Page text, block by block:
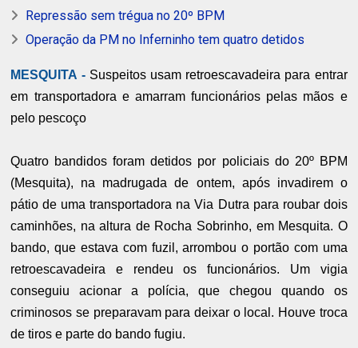
Repressão sem trégua no 20º BPM
Operação da PM no Inferninho tem quatro detidos
MESQUITA - Suspeitos usam retroescavadeira para entrar
em transportadora e amarram funcionários pelas mãos e
pelo pescoço
Quatro bandidos foram detidos por policiais do 20º BPM
(Mesquita), na madrugada de ontem, após invadirem o
pátio de uma transportadora na Via Dutra para roubar dois
caminhões, na altura de Rocha Sobrinho, em Mesquita. O
bando, que estava com fuzil, arrombou o portão com uma
retroescavadeira e rendeu os funcionários. Um vigia
conseguiu acionar a polícia, que chegou quando os
criminosos se preparavam para deixar o local. Houve troca
de tiros e parte do bando fugiu.